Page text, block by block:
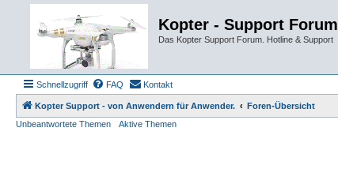
Kopter - Support Forum
Das Kopter Support Forum. Hotline & Support
Schnellzugriff FAQ Kontakt
Kopter Support - von Anwendern für Anwender.
Foren-Übersicht
Unbeantwortete Themen
Aktive Themen